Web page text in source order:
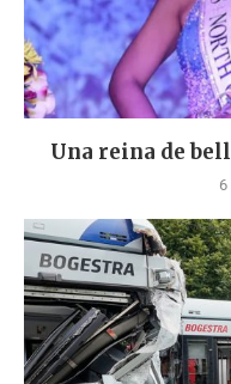
Una reina de